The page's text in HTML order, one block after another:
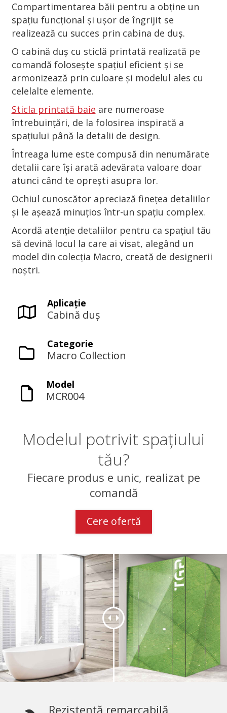
Compartimentarea băii pentru a obține un
spațiu funcțional și ușor de îngrijit se
realizează cu succes prin cabina de duș.
O cabină duș cu sticlă printată realizată pe
comandă folosește spațiul eficient și se
armonizează prin culoare și modelul ales cu
celelalte elemente.
Sticla printată baie are numeroase
întrebuințări, de la folosirea inspirată a
spațiului până la detalii de design.
Întreaga lume este compusă din nenumărate
detalii care își arată adevărata valoare doar
atunci când te oprești asupra lor.
Ochiul cunoscător apreciază finețea detaliilor
și le așează minuțios într-un spațiu complex.
Acordă atenție detaliilor pentru ca spațiul tău
să devină locul la care ai visat, alegând un
model din colecția Macro, creată de designerii
noștri.
Aplicaţie
Cabină duș
Categorie
Macro Collection
Model
MCR004
Modelul potrivit spațiului
tău?
Fiecare produs e unic, realizat pe
comandă
Cere ofertă
Rezistență remarcabilă